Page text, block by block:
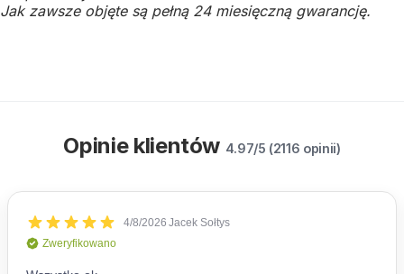
Jak zawsze objęte są pełną 24 miesięczną gwarancję.
Opinie klientów 4.97/5 (2116 opinii)